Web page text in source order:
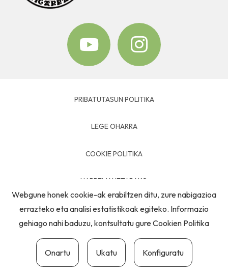
PRIBATUTASUN POLITIKA
LEGE OHARRA
COOKIE POLITIKA
HARREMANETARAKO
Webgune honek cookie-ak erabiltzen ditu, zure nabigazioa
errazteko eta analisi estatistikoak egiteko. Informazio
gehiago nahi baduzu, kontsultatu gureCookien Politika
Onartu Ukatu Konfiguratu